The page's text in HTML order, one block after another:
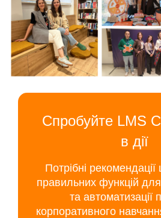
Спробуйте LMS
в дії
Потрібні
правильних функцій
та автоматизації
корпоративного